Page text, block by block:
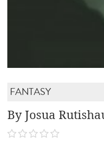
FANTASY
By Josua